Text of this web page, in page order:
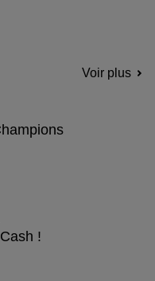
Voir plus
!